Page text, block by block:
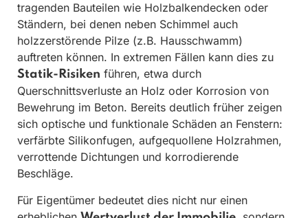
tragenden Bauteilen wie Holzbalkendecken oder
Ständern, bei denen neben Schimmel auch
holzzerstörende Pilze (z.B. Hausschwamm)
auftreten können. In extremen Fällen kann dies zu
Statik-Risiken führen, etwa durch
Querschnittsverluste an Holz oder Korrosion von
Bewehrung im Beton. Bereits deutlich früher zeigen
sich optische und funktionale Schäden an Fenstern:
verfärbte Silikonfugen, aufgequollene Holzrahmen,
verrottende Dichtungen und korrodierende
Beschläge.
Für Eigentümer bedeutet dies nicht nur einen